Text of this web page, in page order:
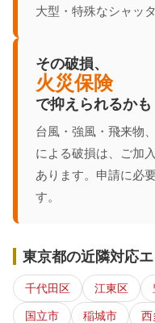
大型・特殊なシャッ
その破損、
火災保険
で抑えられるかも
台風・強風・飛来物
による破損は、ご加
あります。申請に必
す。
東京都の近隣対応
千代田区 江東区
国立市
稲城市 西